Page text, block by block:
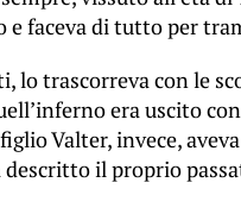
e faceva di tutto per
trascorreva con le
era uscito
Valter, invece,
il proprio